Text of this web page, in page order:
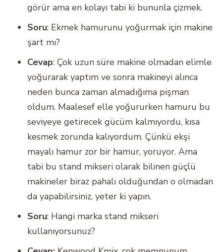
görür ama en kolayı tabi ki bununla çizmek.
Soru: Ekmek hamurunu yoğurmak için makine
şart mı?
Cevap: Çok uzun süre makine olmadan elimle
yoğurarak yaptım ve sonra makineyi alınca
neden bunca zaman almadığıma pişman
oldum. Maalesef elle yoğururken hamuru bu
seviyeye getirecek gücüm kalmıyordu, kısa
kesmek zorunda kalıyordum. Çünkü ekşi
mayalı hamur zor bir hamur, yoruyor. Ama
tabi bu stand mikseri olarak bilinen güçlü
makineler biraz pahalı olduğundan o olmadan
da yapabilirsiniz, yeter ki yapın.
Soru: Hangi marka stand mikseri
kullanıyorsunuz?